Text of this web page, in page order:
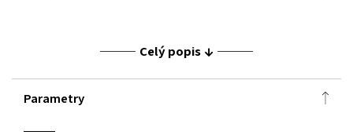
Celý popis
Parametry